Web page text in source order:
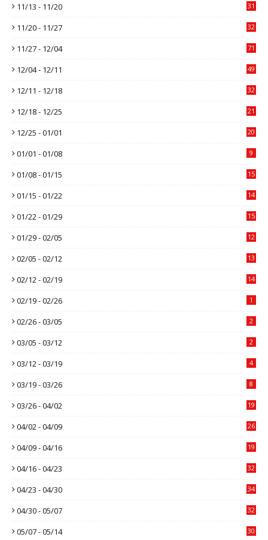
11/13 - 11/20 31
11/20 - 11/27 32
11/27 - 12/04 71
12/04 - 12/11 49
12/11 - 12/18 32
12/18 - 12/25 21
12/25 - 01/01 20
01/01 - 01/08 9
01/08 - 01/15 15
01/15 - 01/22 14
01/22 - 01/29 15
01/29 - 02/05 12
02/05 - 02/12 13
02/12 - 02/19 14
02/19 - 02/26 1
02/26 - 03/05 2
03/05 - 03/12 2
03/12 - 03/19 4
03/19 - 03/26 8
03/26 - 04/02 19
04/02 - 04/09 26
04/09 - 04/16 19
04/16 - 04/23 32
04/23 - 04/30 34
04/30 - 05/07 32
05/07 - 05/14 30